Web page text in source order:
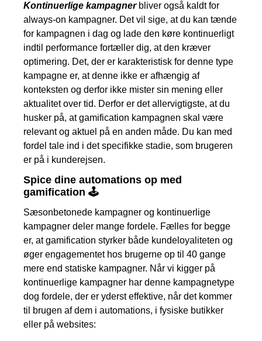
Kontinuerlige kampagnerbliver også kaldt for
always-on kampagner. Det vil sige, at du kan tænde
for kampagnen i dag og lade den køre kontinuerligt
indtil performance fortæller dig, at den kræver
optimering. Det, der er karakteristisk for denne type
kampagne er, at denne ikke er afhængig af
konteksten og derfor ikke mister sin mening eller
aktualitet over tid. Derfor er det allervigtigste, at du
husker på, at gamification kampagnen skal være
relevant og aktuel på en anden måde. Du kan med
fordel tale ind i det specifikke stadie, som brugeren
er på i kunderejsen.
Spice dine automations op med
gamification 🕹️
Sæsonbetonede kampagner og kontinuerlige
kampagner deler mange fordele. Fælles for begge
er, at gamification styrker både kundeloyaliteten og
øger engagementet hos brugerne op til 40 gange
mere end statiske kampagner. Når vi kigger på
kontinuerlige kampagner har denne kampagnetype
dog fordele, der er yderst effektive, når det kommer
til brugen af dem i automations, i fysiske butikker
eller på websites: